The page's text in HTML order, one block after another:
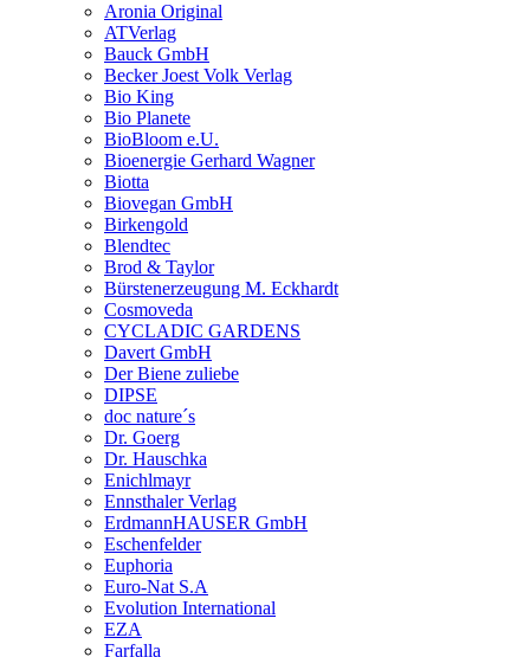
Aronia Original
ATVerlag
Bauck GmbH
Becker Joest Volk Verlag
Bio King
Bio Planete
BioBloom e.U.
Bioenergie Gerhard Wagner
Biotta
Biovegan GmbH
Birkengold
Blendtec
Brod & Taylor
Bürstenerzeugung M. Eckhardt
Cosmoveda
CYCLADIC GARDENS
Davert GmbH
Der Biene zuliebe
DIPSE
doc nature´s
Dr. Goerg
Dr. Hauschka
Enichlmayr
Ennsthaler Verlag
ErdmannHAUSER GmbH
Eschenfelder
Euphoria
Euro-Nat S.A
Evolution International
EZA
Farfalla